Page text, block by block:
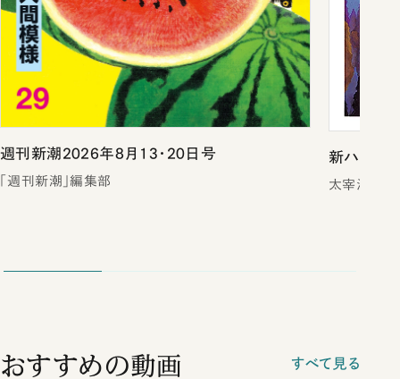
週刊新潮2026年8月13・20日号
「週刊新潮」編集部
新ハムレッ
太宰治
おすすめの動画 すべて見る